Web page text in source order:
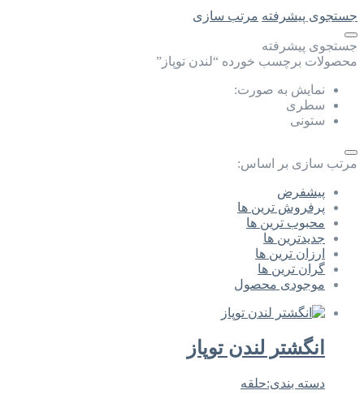
جستجوی پیشرفته مرتب سازی
جستجوی پیشرفته
محصولات برچسب خورده “لندن توپاز”
نمایش به صورت:
سطری
ستونی
مرتب سازی بر اساس:
پیشفرض
پرفروش ترین ها
محبوب ترین ها
جدیدترین ها
ارزان ترین ها
گران ترین ها
موجودی محصول
انگشتر لندن توپاز
دسته بندی:حلقه